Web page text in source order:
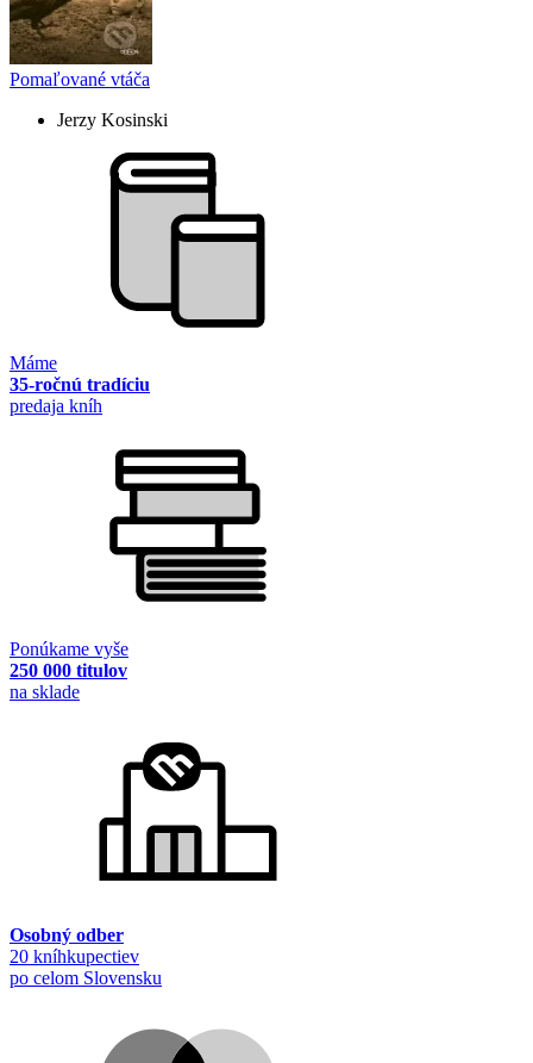
Pomaľované vtáča
Jerzy Kosinski
Máme
35-ročnú tradíciu
predaja kníh
Ponúkame vyše
250 000 titulov
na sklade
Osobný odber
20 kníhkupectiev
po celom Slovensku